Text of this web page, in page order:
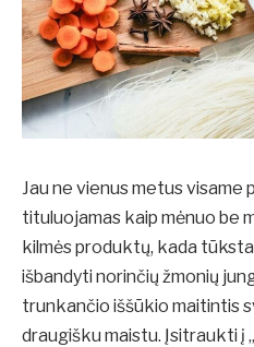
Jau ne vienus metus visame
tituluojamas kaip mėnuo be
kilmės produktų, kada
išbandyti norinčių žmonių
trunkančio iššūkio maitintis
draugišku maistu. Įsitraukti į